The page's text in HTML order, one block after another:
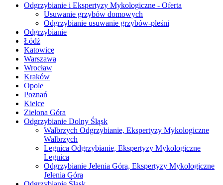
Odgrzybianie i Ekspertyzy Mykologiczne - Oferta
Usuwanie grzybów domowych
Odgrzybianie usuwanie grzybów-pleśni
Odgrzybianie
Łódź
Katowice
Warszawa
Wrocław
Kraków
Opole
Poznań
Kielce
Zielona Góra
Odgrzybianie Dolny Śląsk
Wałbrzych Odgrzybianie, Ekspertyzy Mykologiczne
Wałbrzych
Legnica Odgrzybianie, Ekspertyzy Mykologiczne
Legnica
Odgrzybianie Jelenia Góra, Ekspertyzy Mykologiczne
Jelenia Góra